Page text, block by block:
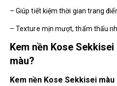
– Giúp tiết kiệm thời gian trang
– Texture mịn mượt, thẩm thấu
Kem nền Kose
màu?
Kem nền Kose Sekkisei